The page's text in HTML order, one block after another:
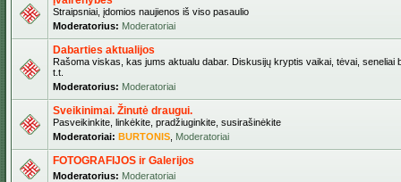
Straipsniai, įdomios naujienos iš viso pasaulio
Moderatorius: Moderatoriai
Dabarties aktualijos
Rašoma viskas, kas jums aktualu dabar. Diskusijų kryptis vaikai, tėvai, seneliai
t.t.
Moderatorius: Moderatoriai
Sveikinimai. Žinutė draugui.
Pasveikinkite, linkėkite, pradžiuginkite, susirašinėkite
Moderatoriai: BURTONIS Moderatoriai
FOTOGRAFIJOS ir Galerijos
Moderatorius: Moderatoriai